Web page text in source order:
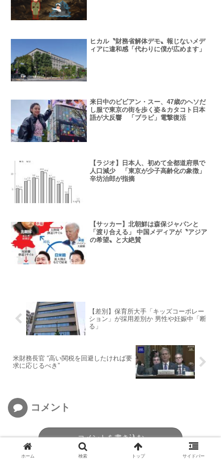
ヒカル〝財務省解体デモ〟報じないメデ
ィアに違和感「代わりに僕が広めます」
来日中のビビアン・スー、47歳のヘソだ
し服で東京の街を歩く姿＆カタコト日本
語が大反響 「ブラビ」電撃復活
【ラジオ】日本人、初めて全都道府県で
人口減少 「東京が少子高齢化の象徴」
辛坊治郎が指摘
【サッカー】北朝鮮は森保ジャパンと
「渡り合える」 中国メディアが〝アジア
の希望〟と大絶賛
【差別】保育所大手「キッズコーポレー
ション」が採用差別か 男性や妊娠中「断
る」
米財務長官 “高い関税を回避したければ要
求に応じるべき”
コメント
コメントを書き込む
ホーム 検索 トップ サイドバー